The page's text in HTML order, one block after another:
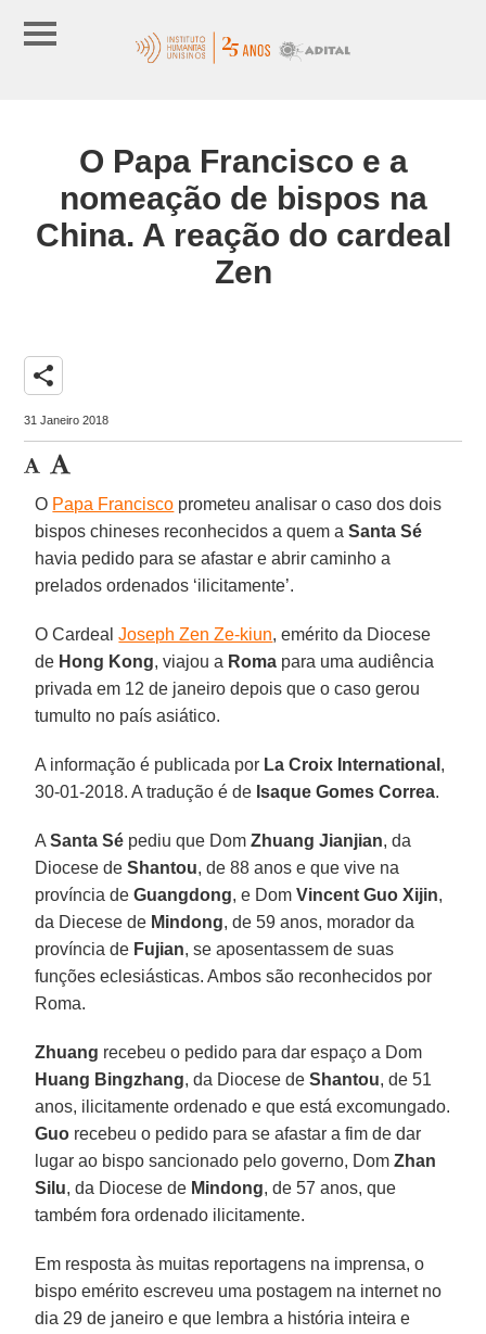
O Papa Francisco e a
nomeação de bispos na
China. A reação do cardeal
Zen
share
31 Janeiro 2018
O Papa Francisco prometeu analisar o caso dos dois
bispos chineses reconhecidos a quem aSanta Sé
havia pedido para se afastar e abrir caminho a
prelados ordenados ‘ilicitamente’.
O CardealJoseph Zen Ze-kiun, emérito da Diocese
de Hong Kong, viajou a Roma para uma audiência
privada em 12 de janeiro depois que o caso gerou
tumulto no país asiático.
A informação é publicada por La Croix International ,
30-01-2018. A tradução é de Isaque Gomes Correa.
ASanta Sé pediu que DomZhuang Jianjian, da
Diocese deShantou, de 88 anos e que vive na
província deGuangdong, e DomVincent Guo Xijin,
da Diecese de Mindong, de 59 anos, morador da
província de Fujian, se aposentassem de suas
funções eclesiásticas. Ambos são reconhecidos por
Roma.
Zhuang recebeu o pedido para dar espaço a Dom
Huang Bingzhang, da Diocese deShantou, de 51
anos, ilicitamente ordenado e que está excomungado.
Guo recebeu o pedido para se afastar a fim de dar
lugar ao bispo sancionado pelo governo, Dom Zhan
Silu, da Diocese de Mindong, de 57 anos, que
também fora ordenado ilicitamente.
Em resposta às muitas reportagens na imprensa, o
bispo emérito escreveu uma postagem na internet no
dia 29 de janeiro e que lembra a história inteira e